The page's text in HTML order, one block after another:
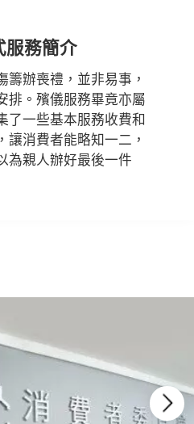
服務簡介
辦喪禮，並非易事，
排。殯儀服務畢竟亦屬
了一些基本服務收費和
消費者能略知一二，
為親人辦好最後一件